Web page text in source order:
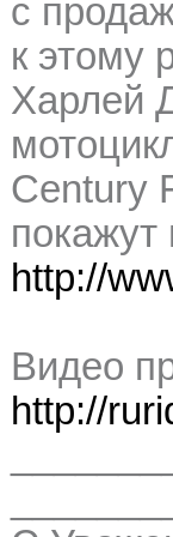
с
к этому
Харлей
Century
http://
Видео
http://